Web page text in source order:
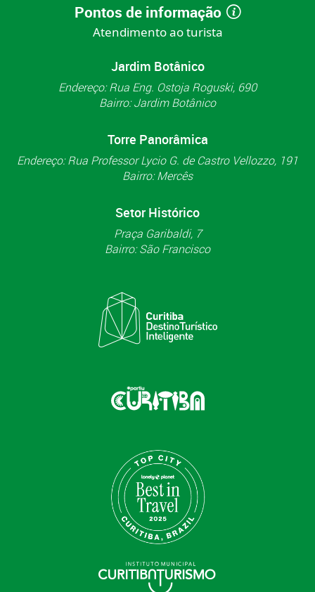
Pontos de informação
Atendimento ao turista
Jardim Botânico
Endereço: Rua Eng. Ostoja Roguski, 690
Bairro: Jardim Botânico
Torre Panorâmica
Endereço: Rua Professor Lycio G. de Castro Vellozzo, 191
Bairro: Mercês
Setor Histórico
Praça Garibaldi, 7
Bairro: São Francisco